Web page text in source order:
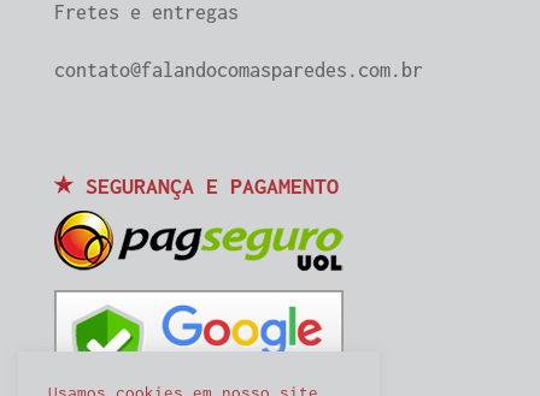
Fretes e entregas
contato@falandocomasparedes.com.br
SEGURANÇA E PAGAMENTO